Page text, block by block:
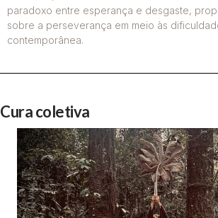
paradoxo entre esperança e desgaste,
sobre a perseverança em meio às
contemporânea.
Cura coletiva